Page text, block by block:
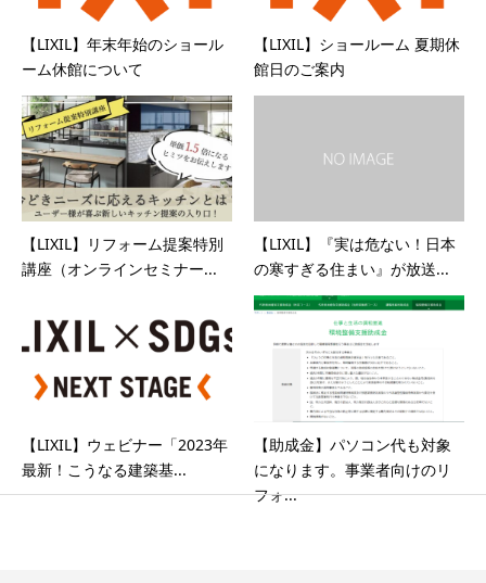
【LIXIL】年末年始のショール
ーム休館について
【LIXIL】ショールーム 夏期休
館日のご案内
【LIXIL】リフォーム提案特別
講座（オンラインセミナー...
【LIXIL】『実は危ない！日本
の寒すぎる住まい』が放送...
【LIXIL】ウェビナー「2023年
最新！こうなる建築基...
【助成金】パソコン代も対象
になります。事業者向けのリ
フォ...